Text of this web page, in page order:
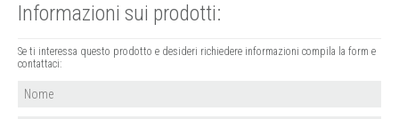
Informazioni sui prodotti:
Se ti interessa questo prodotto e desideri richiedere informazioni compila la form e
contattaci: